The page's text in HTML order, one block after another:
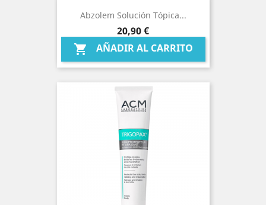
Abzolem Solución Tópica...
Precio
20,90 €
 AÑADIR AL CARRITO